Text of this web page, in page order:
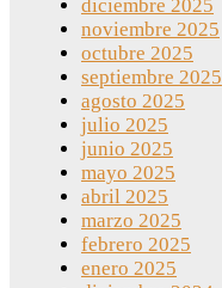
diciembre 2025
noviembre 2025
octubre 2025
septiembre 2025
agosto 2025
julio 2025
junio 2025
mayo 2025
abril 2025
marzo 2025
febrero 2025
enero 2025